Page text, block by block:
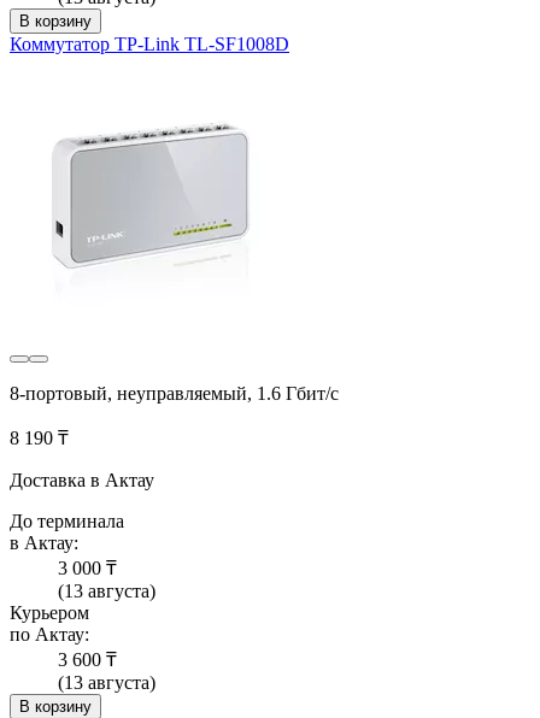
В корзину
Коммутатор TP-Link TL-SF1008D
8-портовый, неуправляемый, 1.6 Гбит/с
8 190 ₸
Доставка в Актау
До терминала
в Актау:
3 000 ₸
(13 августа)
Курьером
по Актау:
3 600 ₸
(13 августа)
В корзину